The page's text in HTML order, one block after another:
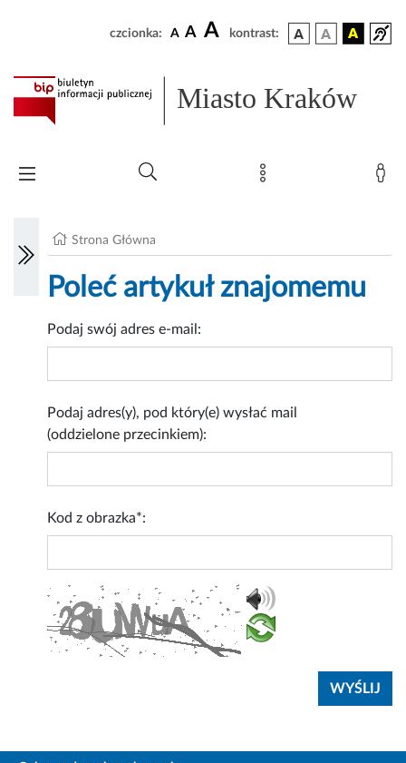
czcionka: A A A kontrast:
Miasto Kraków
Strona Główna
Poleć artykuł znajomemu
Podaj swój adres e-mail:
Podaj adres(y), pod który(e) wysłać mail
(oddzielone przecinkiem):
Kod z obrazka*: